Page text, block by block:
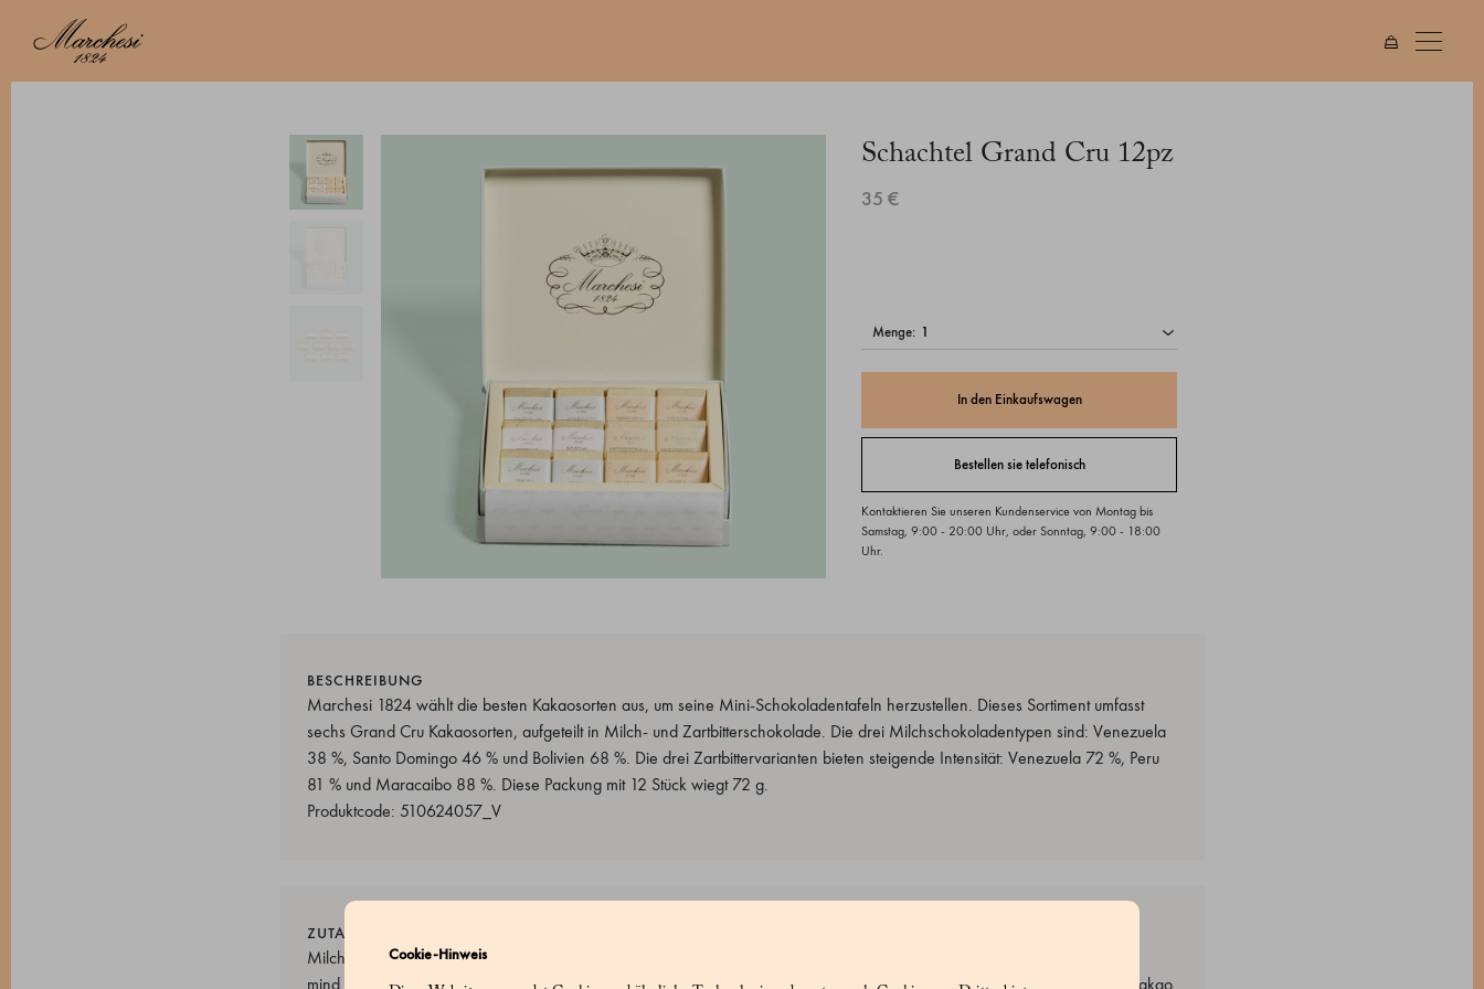
Cookie-Hinweis
Schachtel Grand Cru 12pz
35 €
menge:
In den Einkaufswagen
Bestellen sie telefonisch
Kontaktieren Sie unseren Kundenservice von Montag bis
Samstag, 9:00 - 20:00 Uhr, oder Sonntag, 9:00 - 18:00
Uhr.
BESCHREIBUNG
Marchesi 1824 wählt die besten Kakaosorten aus, um seine Mini-Schokoladentafeln herzustellen. Dieses Sortiment umfasst
sechs Grand Cru Kakaosorten, aufgeteilt in Milch- und Zartbitterschokolade. Die drei Milchschokoladentypen sind: Venezuela
38 %, Santo Domingo 46 % und Bolivien 68 %. Die drei Zartbittervarianten bieten steigende Intensität: Venezuela 72 %, Peru
81 % und Maracaibo 88 %. Diese Packung mit 12 Stück wiegt 72 g.
Produktcode: 510624057_V
ZUTATEN
Milchschokolade aus Santo Domingo 46 %: Zucker, Kakao, Kakaobutter, Vollmilchpulver, natürlicher Vanilleextrakt. Kakao
mind. 46 %. Weiße Schokolade: Zucker, Kakaobutter, Vollmilchpulver, Emulgator: Sojalecithin, natürliches Vanillearoma. Kakao